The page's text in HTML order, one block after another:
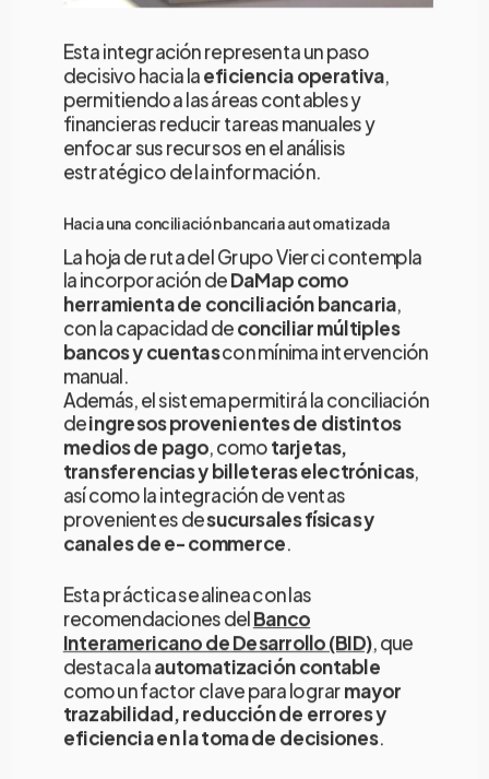
Esta integración representa un paso
decisivo hacia laeficiencia operativa,
permitiendo a las áreas contables y
financieras reducir tareas manuales y
enfocar sus recursos en el análisis
estratégico de la información.
Hacia una conciliación bancaria automatizada
La hoja de ruta del Grupo Vierci contempla
la incorporación deDaMap como
herramienta de conciliación bancaria,
con la capacidad deconciliar múltiples
bancos y cuentascon mínima intervención
manual.
Además, el sistema permitirá la conciliación
deingresos provenientes de distintos
medios de pago, comotarjetas,
transferencias y billeteras electrónicas,
así como la integración de ventas
provenientes desucursales físicas y
canales de e-commerce.
Esta práctica se alinea con las
recomendaciones delBanco
Interamericano de Desarrollo (BID), que
destaca laautomatización contable
como un factor clave para lograrmayor
trazabilidad, reducción de errores y
eficiencia en la toma de decisiones.